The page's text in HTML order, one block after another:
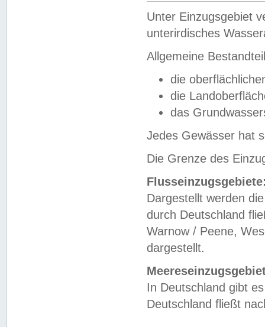
Unter Einzugsgebiet
unterirdisches
Allgemeine
die
die
das
Jedes Gewässer hat
Die Grenze des
Dargestellt werden
durch Deutschland
Warnow / Peene,
dargestellt.
In Deutschland gibt
Deutschland fließt